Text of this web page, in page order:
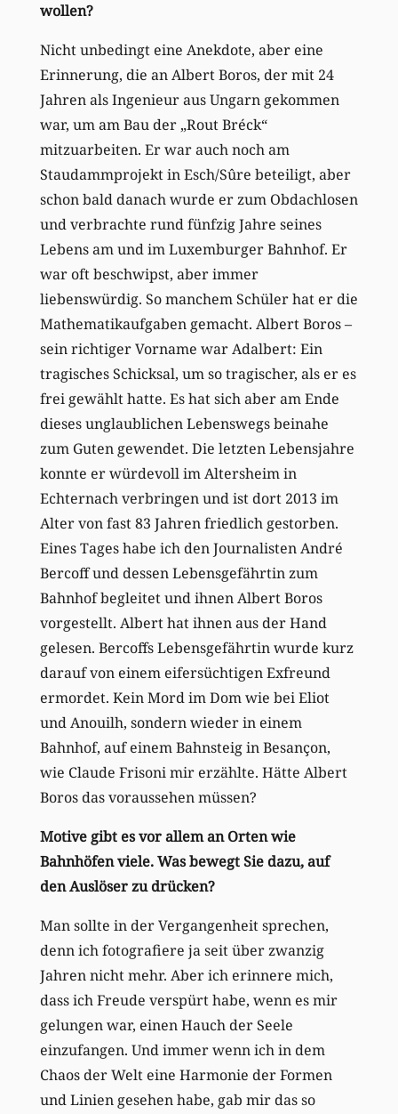
wollen?
Nicht unbedingt eine Anekdote, aber eine
Erinnerung, die an Albert Boros, der mit 24
Jahren als Ingenieur aus Ungarn gekommen
war, um am Bau der „Rout Bréck“
mitzuarbeiten. Er war auch noch am
Staudammprojekt in Esch/Sûre beteiligt, aber
schon bald danach wurde er zum Obdachlosen
und verbrachte rund fünfzig Jahre seines
Lebens am und im Luxemburger Bahnhof. Er
war oft beschwipst, aber immer
liebenswürdig. So manchem Schüler hat er die
Mathematikaufgaben gemacht. Albert Boros –
sein richtiger Vorname war Adalbert: Ein
tragisches Schicksal, um so tragischer, als er es
frei gewählt hatte. Es hat sich aber am Ende
dieses unglaublichen Lebenswegs beinahe
zum Guten gewendet. Die letzten Lebensjahre
konnte er würdevoll im Altersheim in
Echternach verbringen und ist dort 2013 im
Alter von fast 83 Jahren friedlich gestorben.
Eines Tages habe ich den Journalisten André
Bercoff und dessen Lebensgefährtin zum
Bahnhof begleitet und ihnen Albert Boros
vorgestellt. Albert hat ihnen aus der Hand
gelesen. Bercoffs Lebensgefährtin wurde kurz
darauf von einem eifersüchtigen Exfreund
ermordet. Kein Mord im Dom wie bei Eliot
und Anouilh, sondern wieder in einem
Bahnhof, auf einem Bahnsteig in Besançon,
wie Claude Frisoni mir erzählte. Hätte Albert
Boros das voraussehen müssen?
Motive gibt es vor allem an Orten wie
Bahnhöfen viele. Was bewegt Sie dazu, auf
den Auslöser zu drücken?
Man sollte in der Vergangenheit sprechen,
denn ich fotografiere ja seit über zwanzig
Jahren nicht mehr. Aber ich erinnere mich,
dass ich Freude verspürt habe, wenn es mir
gelungen war, einen Hauch der Seele
einzufangen. Und immer wenn ich in dem
Chaos der Welt eine Harmonie der Formen
und Linien gesehen habe, gab mir das so